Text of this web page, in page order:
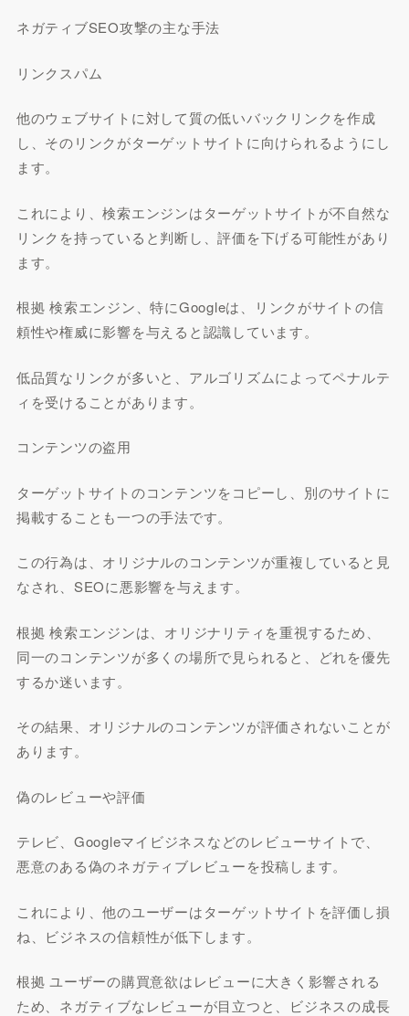
ネガティブSEO攻撃の主な手法
リンクスパム
他のウェブサイトに対して質の低いバックリンクを作成
し、そのリンクがターゲットサイトに向けられるようにし
ます。
これにより、検索エンジンはターゲットサイトが不自然な
リンクを持っていると判断し、評価を下げる可能性があり
ます。
根拠 検索エンジン、特にGoogleは、リンクがサイトの信
頼性や権威に影響を与えると認識しています。
低品質なリンクが多いと、アルゴリズムによってペナルテ
ィを受けることがあります。
コンテンツの盗用
ターゲットサイトのコンテンツをコピーし、別のサイトに
掲載することも一つの手法です。
この行為は、オリジナルのコンテンツが重複していると見
なされ、SEOに悪影響を与えます。
根拠 検索エンジンは、オリジナリティを重視するため、
同一のコンテンツが多くの場所で見られると、どれを優先
するか迷います。
その結果、オリジナルのコンテンツが評価されないことが
あります。
偽のレビューや評価
テレビ、Googleマイビジネスなどのレビューサイトで、
悪意のある偽のネガティブレビューを投稿します。
これにより、他のユーザーはターゲットサイトを評価し損
ね、ビジネスの信頼性が低下します。
根拠 ユーザーの購買意欲はレビューに大きく影響される
ため、ネガティブなレビューが目立つと、ビジネスの成長